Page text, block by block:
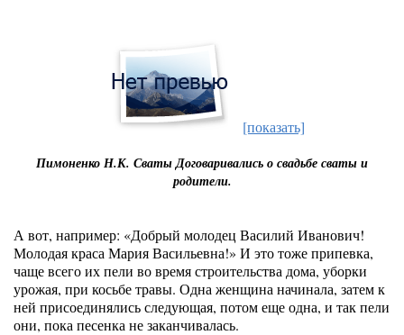
[показать]
Пимоненко Н.К. Сваты Договаривались о свадьбе сваты и
родители.
А вот, например: «Добрый молодец Василий Иванович!
Молодая краса Мария Васильевна!» И это тоже припевка,
чаще всего их пели во время строительства дома, уборки
урожая, при косьбе травы. Одна женщина начинала, затем к
ней присоединялись следующая, потом еще одна, и так пели
они, пока песенка не заканчивалась.